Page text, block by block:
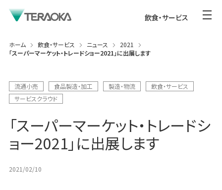
飲食・サービス
ホーム 飲食・サービス ニュース
2021
「スーパーマーケット・トレードショー2021」に出展します
流通小売 食品製造・加工 製造・物流
飲食・サービス
サービスクラウド
「スーパーマーケット・トレードシ
ョー2021」に出展します
2021/02/10